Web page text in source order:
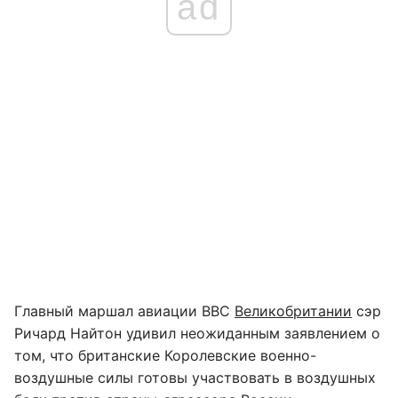
Главный маршал авиации ВВС Великобритании сэр
Ричард Найтон удивил неожиданным заявлением о
том, что британские Королевские военно-
воздушные силы готовы участвовать в воздушных